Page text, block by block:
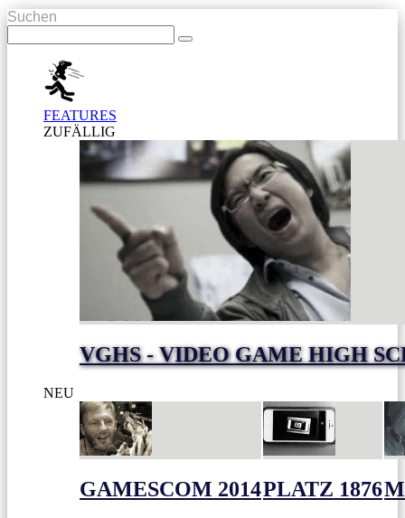
Suchen
FEATURES
ZUFÄLLIG
VGHS - VIDEO GAME HIGH
NEU
GAMESCOM 2014PLATZ 1876